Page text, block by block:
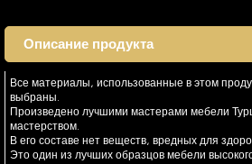
Описание продукта
Все материалы, использованные в этом
выбраны.
Произведено лучшими мастерами мебели
мастерством.
В его составе нет веществ, вредных для
Это один из лучших образцов мебели